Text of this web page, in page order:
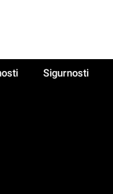
Sigurnosti